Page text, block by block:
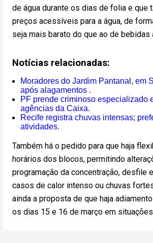
de água durante os dias de folia e que
preços acessíveis para a água, de
seja mais barato do que ao de bebidas
Notícias relacionadas:
Moradores do Jardim Pantanal, em
após alagamentos .
PF prende criminoso especializado
agências da Caixa.
Recife registra chuvas intensas;
atividades.
Também há o pedido para que haja
horários dos blocos, permitindo
programação da concentração, desfile
casos de calor intenso ou chuvas
ainda a proposta de que haja
os dias 15 e 16 de março em